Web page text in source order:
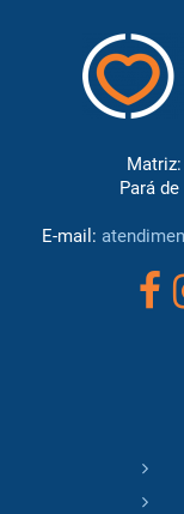
Pará
E-mail: